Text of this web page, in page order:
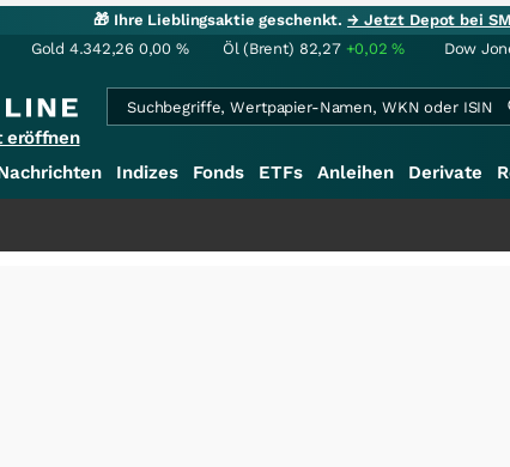
🎁 Ihre Lieblingsaktie geschenkt.→ Jetzt Depot bei
Gold 4.342,26 0,00 % Öl (Brent) 82,27 +0,02% Dow
eröffnen
Indizes Fonds ETFs Anleihen Derivate